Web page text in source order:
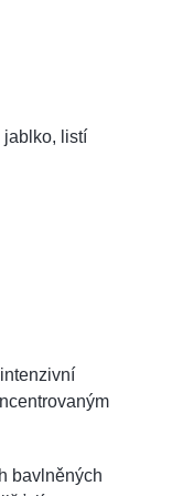
jablko, listí
bavlněných